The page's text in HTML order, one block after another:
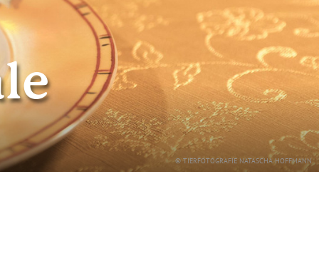
© TIERFOTOGRAFIE NATASCHA HOFFMANN